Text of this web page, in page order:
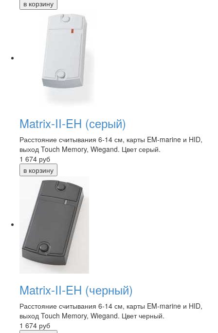
Matrix-II-EH (серый)
Расстояние считывания 6-14 см, карты EM-marine и HID,
выход Touch Memory, Wiegand. Цвет серый.
1 674 руб
Matrix-II-EH (черный)
Расстояние считывания 6-14 см, карты EM-marine и HID,
выход Touch Memory, Wiegand. Цвет черный.
1 674 руб